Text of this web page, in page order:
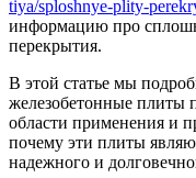
tiya/sploshnye-plity-
информацию про
перекрытия.
В этой статье мы
железобетонные плиты
области применения и
почему эти плиты
надежного и